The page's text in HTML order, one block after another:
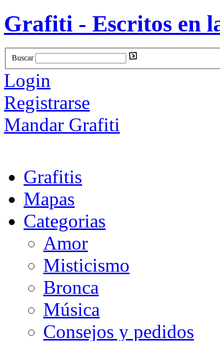
Grafiti - Escritos en
Buscar
Login
Registrarse
Mandar Grafiti
Grafitis
Mapas
Categorias
Amor
Misticismo
Bronca
Música
Consejos y pedidos